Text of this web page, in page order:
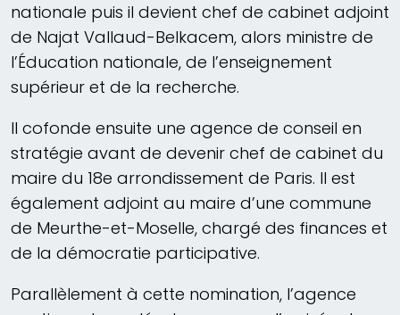
nationale puis il devient chef de cabinet adjoint
de Najat Vallaud-Belkacem, alors ministre de
l’Éducation nationale, de l’enseignement
supérieur et de la recherche.
Il cofonde ensuite une agence de conseil en
stratégie avant de devenir chef de cabinet du
maire du 18e arrondissement de Paris. Il est
également adjoint au maire d’une commune
de Meurthe-et-Moselle, chargé des finances et
de la démocratie participative.
Parallèlement à cette nomination, l’agence